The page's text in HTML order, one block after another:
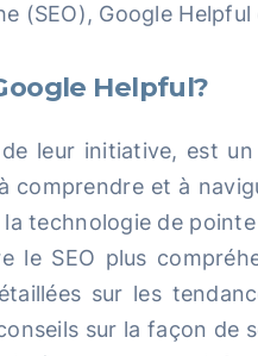
(SEO), Google
Helpful?
de leur initiative, est
comprendre et à
la technologie de
le SEO plus
sur les
sur la façon de